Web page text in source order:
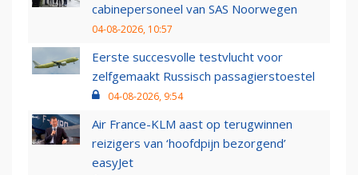
cabinepersoneel van SAS Noorwegen
04-08-2026, 10:57
Eerste succesvolle testvlucht voor
zelfgemaakt Russisch passagierstoestel
04-08-2026, 9:54
Air France-KLM aast op terugwinnen
reizigers van ‘hoofdpijn bezorgend’
easyJet